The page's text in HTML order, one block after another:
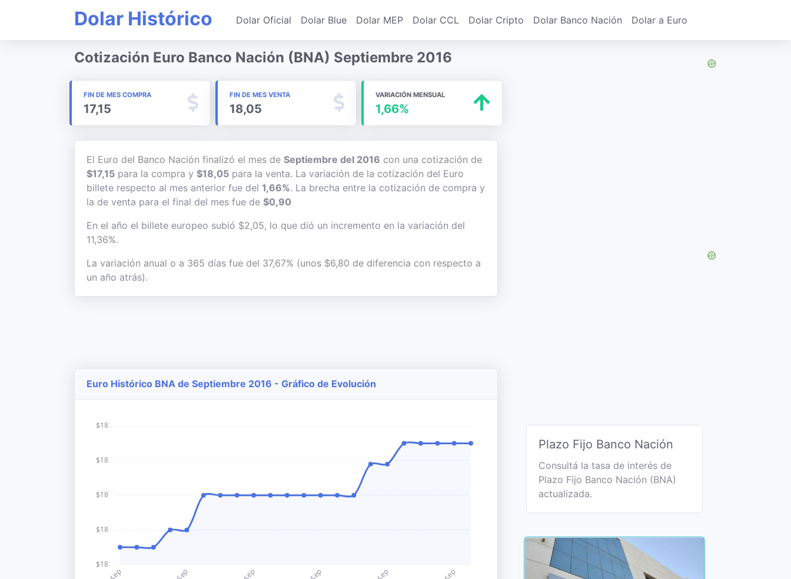
Dolar Histórico Dolar Oficial Dolar Blue Dolar MEP Dolar CCL Dolar Cripto Dolar Banco Nación Dolar a Euro
Cotización Euro Banco Nación (BNA) Septiembre 2016
FIN DE MES COMPRA
17,15
FIN DE MES VENTA
18,05
VARIACIÓN MENSUAL
1,66%
El Euro del Banco Nación finalizó el mes de Septiembre del 2016 con una cotización de
$17,15 para la compra y $18,05 para la venta. La variación de la cotización del Euro
billete respecto al mes anterior fue del 1,66%. La brecha entre la cotización de compra y
la de venta para el final del mes fue de $0,90
En el año el billete europeo subió $2,05, lo que dió un incremento en la variación del
11,36%.
La variación anual o a 365 días fue del 37,67% (unos $6,80 de diferencia con respecto a
un año atrás).
Euro Histórico BNA de Septiembre 2016 - Gráfico de Evolución
Plazo Fijo Banco Nación
Consultá la tasa de interés de
Plazo Fijo Banco Nación (BNA)
actualizada.